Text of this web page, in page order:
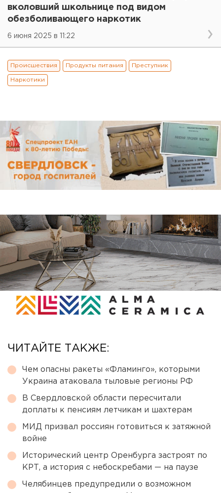
вколовший школьнице под видом
обезболивающего наркотик
6 июня 2025 в 11:22
Происшествия Продукты питания Преступник
Наркотики
ЧИТАЙТЕ ТАКЖЕ:
Чем опасны ракеты «Фламинго», которыми
Украина атаковала тыловые регионы РФ
В Свердловской области пересчитали
доплаты к пенсиям летчикам и шахтерам
МИД призвал россиян готовиться к затяжной
войне
Исторический центр Оренбурга застроят по
КРТ, а история с небоскребами — на паузе
Челябинцев предупредили о возможном